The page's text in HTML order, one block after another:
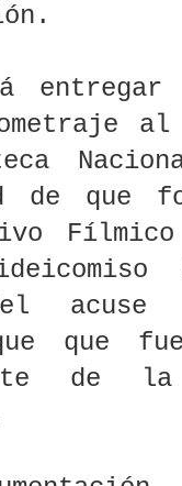
entregar
al
de que
Fílmico
acuse
que
de la